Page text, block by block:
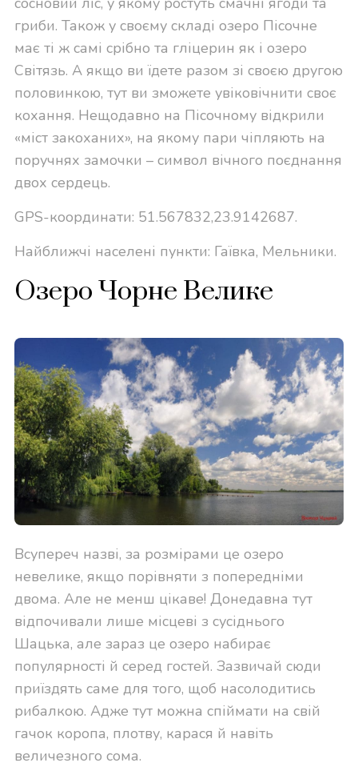
гриби. Також у своєму складі озеро Пісочне
має ті ж самі срібно та гліцерин як і озеро
Світязь. А якщо ви їдете разом зі своєю другою
половинкою, тут ви зможете увіковічнити своє
кохання. Нещодавно на Пісочному відкрили
«міст закоханих», на якому пари чіпляють на
поручнях замочки – символ вічного поєднання
двох сердець.
GPS-координати: 51.567832,23.9142687.
Найближчі населені пункти: Гаївка, Мельники.
Озеро Чорне Велике
Всупереч назві, за розмірами це озеро
невелике, якщо порівняти з попередніми
двома. Але не менш цікаве! Донедавна тут
відпочивали лише місцеві з сусіднього
Шацька, але зараз це озеро набирає
популярності й серед гостей. Зазвичай сюди
приїздять саме для того, щоб насолодитись
рибалкою. Адже тут можна спіймати на свій
гачок коропа, плотву, карася й навіть
величезного сома.